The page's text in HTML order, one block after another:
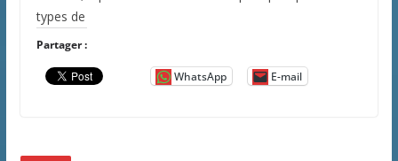
types de
Partager :
WhatsApp E-mail